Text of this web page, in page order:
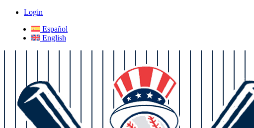
Login
Español
English